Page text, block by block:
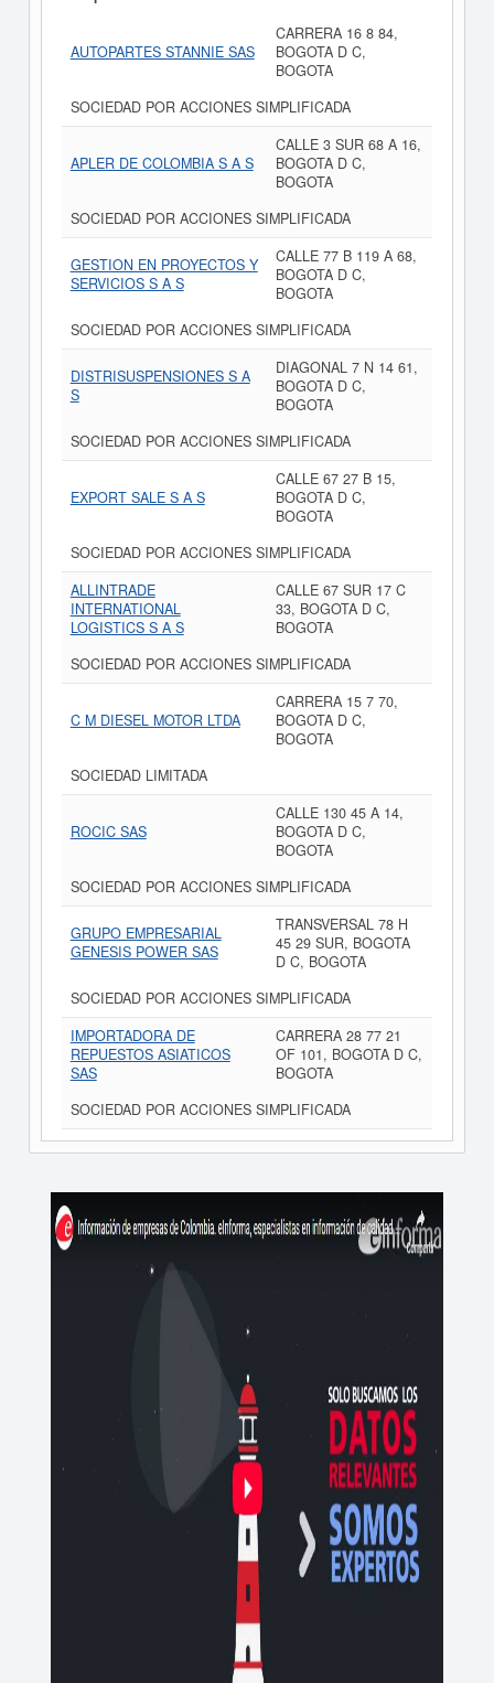
AUTOPARTES STANNIE SAS
CARRERA 16 8 84,
BOGOTA D C,
BOGOTA
SOCIEDAD POR ACCIONES SIMPLIFICADA
APLER DE COLOMBIA S A S
CALLE 3 SUR 68 A 16,
BOGOTA D C,
BOGOTA
SOCIEDAD POR ACCIONES SIMPLIFICADA
GESTION EN PROYECTOS Y
SERVICIOS S A S
CALLE 77 B 119 A 68,
BOGOTA D C,
BOGOTA
SOCIEDAD POR ACCIONES SIMPLIFICADA
DISTRISUSPENSIONES S A
S
DIAGONAL 7 N 14 61,
BOGOTA D C,
BOGOTA
SOCIEDAD POR ACCIONES SIMPLIFICADA
EXPORT SALE S A S
CALLE 67 27 B 15,
BOGOTA D C,
BOGOTA
SOCIEDAD POR ACCIONES SIMPLIFICADA
ALLINTRADE
INTERNATIONAL
LOGISTICS S A S
CALLE 67 SUR 17 C
33, BOGOTA D C,
BOGOTA
SOCIEDAD POR ACCIONES SIMPLIFICADA
C M DIESEL MOTOR LTDA
CARRERA 15 7 70,
BOGOTA D C,
BOGOTA
SOCIEDAD LIMITADA
ROCIC SAS
CALLE 130 45 A 14,
BOGOTA D C,
BOGOTA
SOCIEDAD POR ACCIONES SIMPLIFICADA
GRUPO EMPRESARIAL
GENESIS POWER SAS
TRANSVERSAL 78 H
45 29 SUR, BOGOTA
D C, BOGOTA
SOCIEDAD POR ACCIONES SIMPLIFICADA
IMPORTADORA DE
REPUESTOS ASIATICOS
SAS
CARRERA 28 77 21
OF 101, BOGOTA D C,
BOGOTA
SOCIEDAD POR ACCIONES SIMPLIFICADA